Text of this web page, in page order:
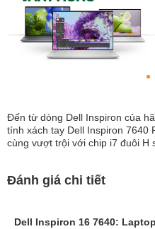
Đến từ dòng Dell Inspiron của
tính xách tay Dell Inspiron 7640
cùng vượt trội với chip i7 đuôi H
Đánh giá chi tiết
Dell Inspiron 16 7640: